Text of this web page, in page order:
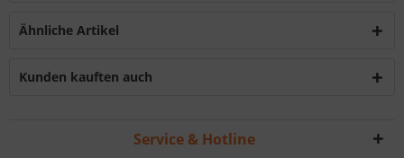
Ähnliche Artikel
Kunden kauften auch
Service & Hotline